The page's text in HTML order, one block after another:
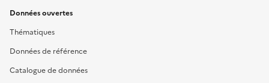
Données ouvertes
Thématiques
Données de référence
Catalogue de données